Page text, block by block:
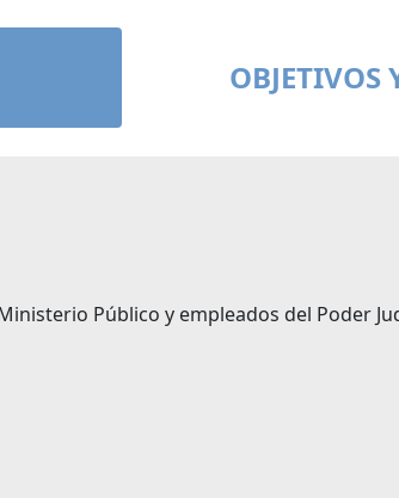
OBJETIVOS
Público y empleados del Poder